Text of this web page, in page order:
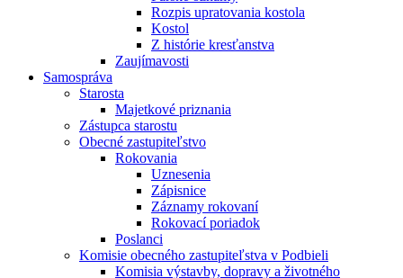
Rozpis upratovania kostola
Kostol
Z histórie kresťanstva
Zaujímavosti
Samospráva
Starosta
Majetkové priznania
Zástupca starostu
Obecné zastupiteľstvo
Rokovania
Uznesenia
Zápisnice
Záznamy rokovaní
Rokovací poriadok
Poslanci
Komisie obecného zastupiteľstva v Podbieli
Komisia výstavby, dopravy a životného